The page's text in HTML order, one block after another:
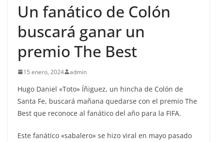
Un fanático de Colón
buscará ganar un
premio The Best
15 enero, 2024 admin
Hugo Daniel «Toto» Íñiguez, un hincha de Colón de
Santa Fe, buscará mañana quedarse con el premio The
Best que reconoce al fanático del año para la FIFA.
Este fanático «sabalero» se hizo viral en mayo pasado